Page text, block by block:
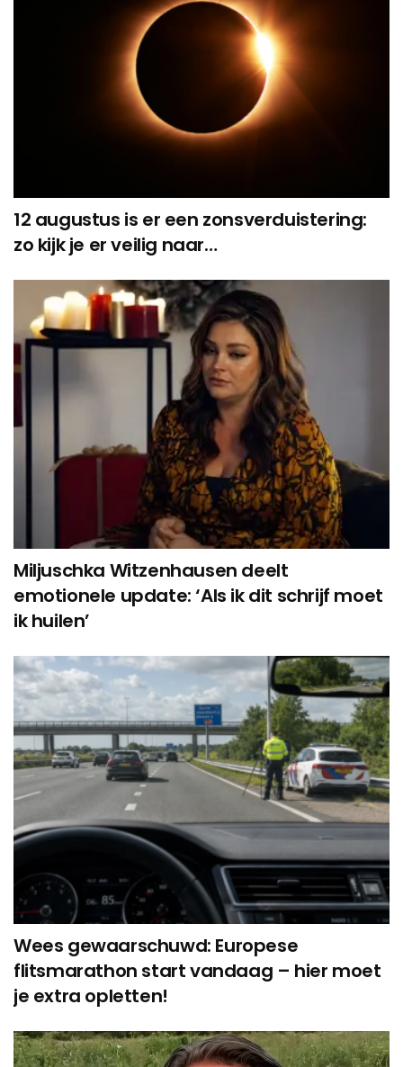
12 augustus is er een zonsverduistering:
zo kijk je er veilig naar…
Miljuschka Witzenhausen deelt
emotionele update: ‘Als ik dit schrijf moet
ik huilen’
Wees gewaarschuwd: Europese
flitsmarathon start vandaag – hier moet
je extra opletten!